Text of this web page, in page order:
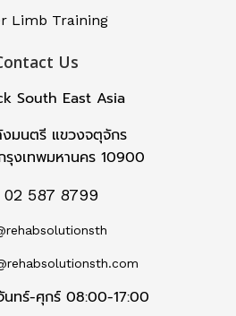
Limb Training
Us
South East Asia
มนตรี แขวงจตุจักร
รุงเทพมหานคร 10900
02 587 8799
นทร์-ศุกร์ 08:00-17:00